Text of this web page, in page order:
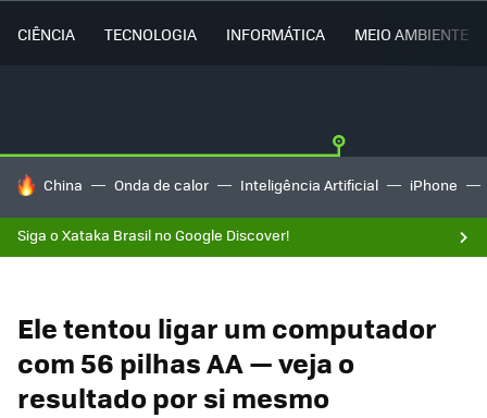
CIÊNCIA TECNOLOGIA INFORMÁTICA MEIO AMBIENTE
TENDÊNCIAS DO DIA
China Onda de calor Inteligência Artificial iPhone
Siga o Xataka Brasil no Google Discover!
Ele tentou ligar um computador
com 56 pilhas AA — veja o
resultado por si mesmo